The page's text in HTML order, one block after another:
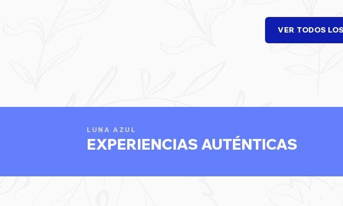
VER TODOS
LUNA AZUL
EXPERIENCIAS AUTÉNTICAS